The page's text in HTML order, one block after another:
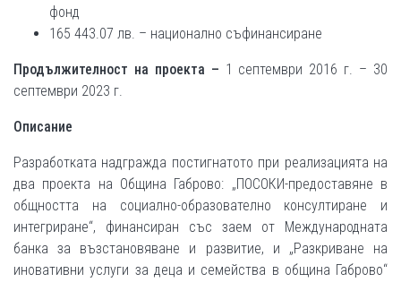
фонд
165 443.07 лв. – национално съфинансиране
Продължителност на проекта – 1 септември 2016 г. – 30
септември 2023 г.
Описание
Разработката надгражда постигнатото при реализацията на
два проекта на Община Габрово: „ПОСОКИ-предоставяне в
общността на социално-образователно консултиране и
интегриране“, финансиран със заем от Международната
банка за възстановяване и развитие, и „Разкриване на
иновативни услуги за деца и семейства в община Габрово“